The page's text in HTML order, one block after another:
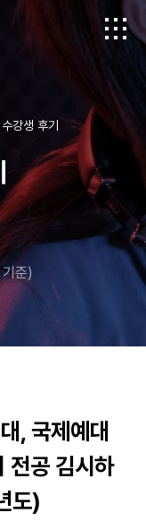
수강생 후기
준)
, 국제예대
전공 김시하
도)